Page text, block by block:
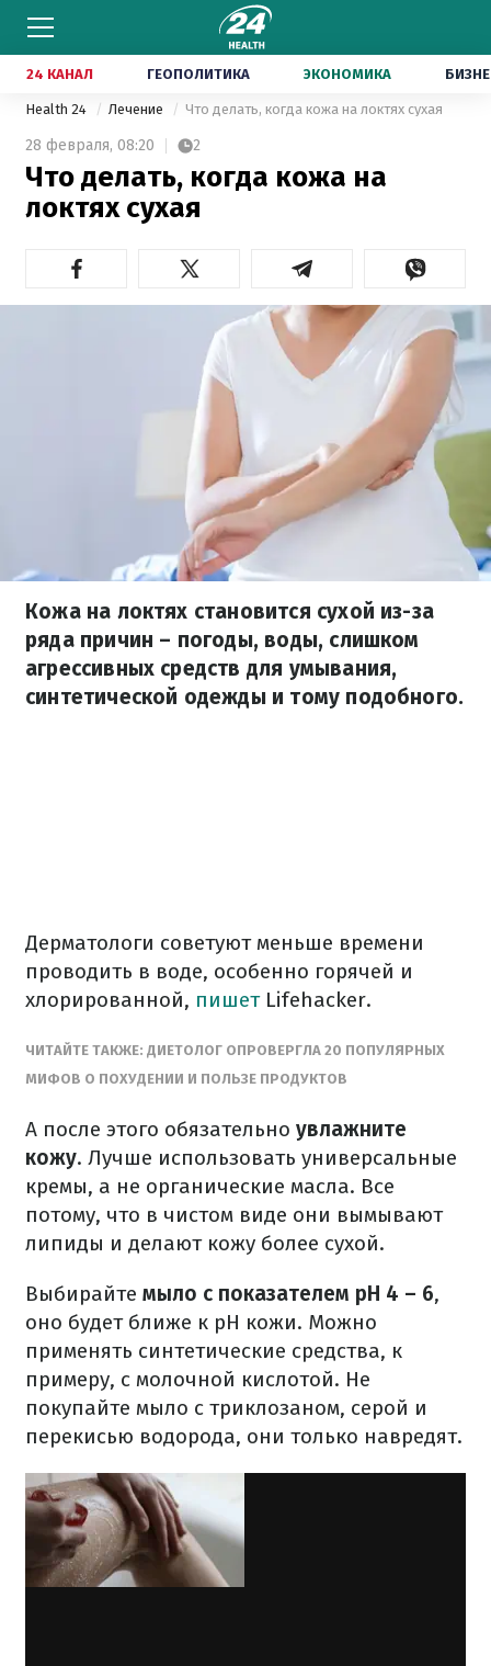
24 КАНАЛ ГЕОПОЛИТИКА ЭКОНОМИКА
Health 24 Лечение Что делать, когда кожа на локтях сухая
28 февраля, 08:20 2
Что делать, когда кожа на
локтях сухая
Кожа на локтях становится сухой из-за
ряда причин – погоды, воды, слишком
агрессивных средств для умывания,
синтетической одежды и тому подобного.
Дерматологи советуют меньше времени
проводить в воде, особенно горячей и
хлорированной, пишет Lifehacker.
ЧИТАЙТЕ ТАКЖЕ: ДИЕТОЛОГ ОПРОВЕРГЛА 20 ПОПУЛЯРНЫХ
МИФОВ О ПОХУДЕНИИ И ПОЛЬЗЕ ПРОДУКТОВ
А после этого обязательно увлажните
кожу. Лучше использовать универсальные
кремы, а не органические масла. Все
потому, что в чистом виде они вымывают
липиды и делают кожу более сухой.
Выбирайте мыло с показателем pH 4 – 6,
оно будет ближе к pH кожи. Можно
применять синтетические средства, к
примеру, с молочной кислотой. Не
покупайте мыло с триклозаном, серой и
перекисью водорода, они только навредят.